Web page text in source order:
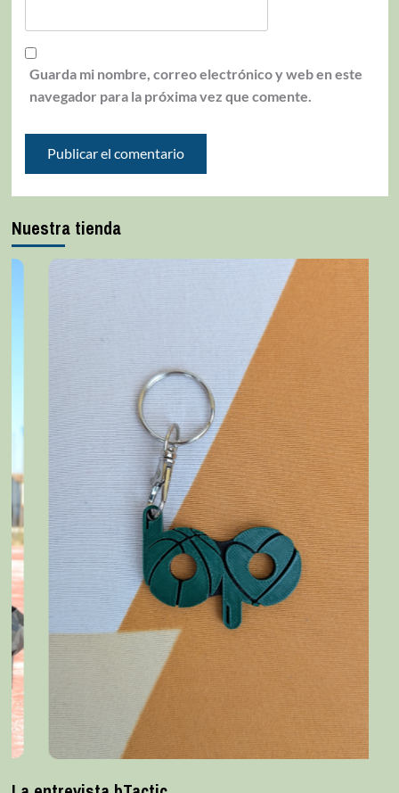
Guarda mi nombre, correo electrónico y web en este
navegador para la próxima vez que comente.
Nuestra tienda